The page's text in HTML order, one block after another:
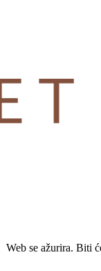
Web se ažurira. Biti